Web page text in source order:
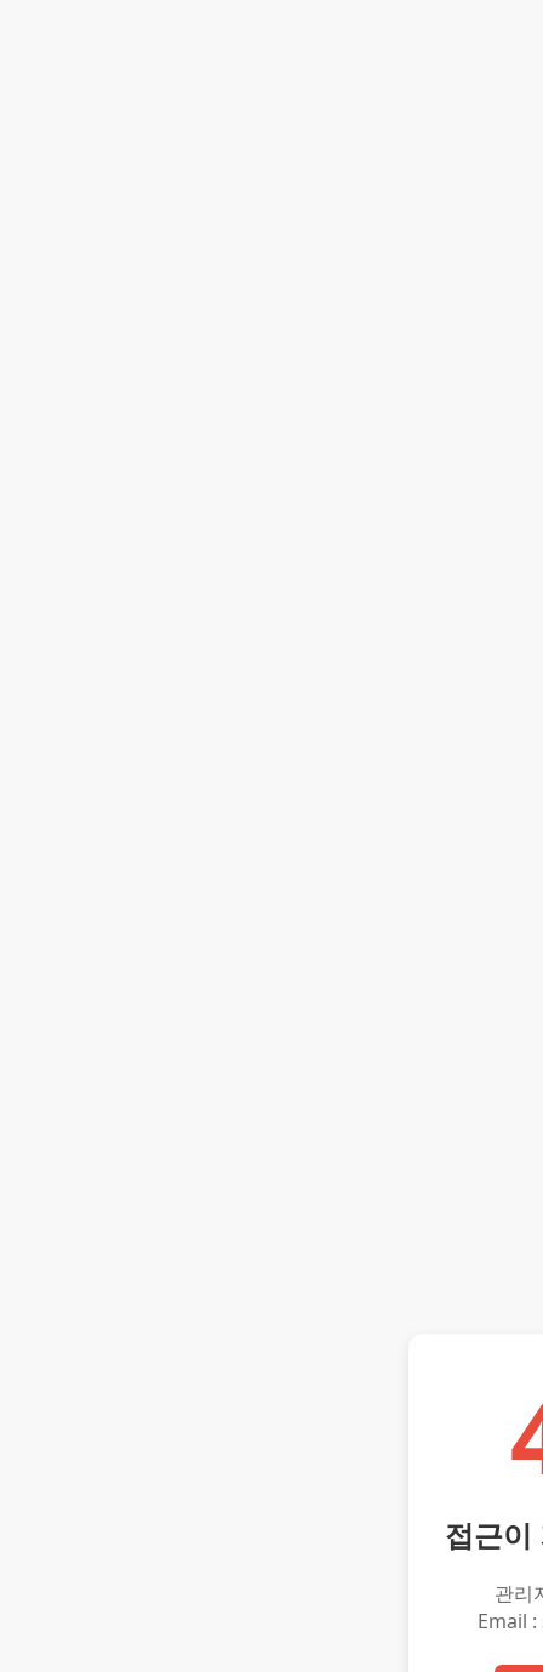
접근이
관리
Email